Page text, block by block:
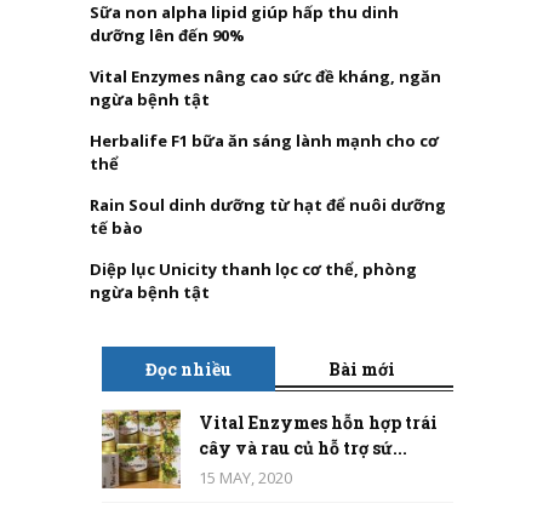
Sữa non alpha lipid giúp hấp thu dinh
dưỡng lên đến 90%
Vital Enzymes nâng cao sức đề kháng, ngăn
ngừa bệnh tật
Herbalife F1 bữa ăn sáng lành mạnh cho cơ
thể
Rain Soul dinh dưỡng từ hạt để nuôi dưỡng
tế bào
Diệp lục Unicity thanh lọc cơ thể, phòng
ngừa bệnh tật
Đọc nhiều Bài mới
Vital Enzymes hỗn hợp trái
cây và rau củ hỗ trợ sứ...
15 MAY, 2020